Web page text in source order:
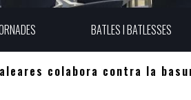
BATLES I BATLESSES
colabora contra la